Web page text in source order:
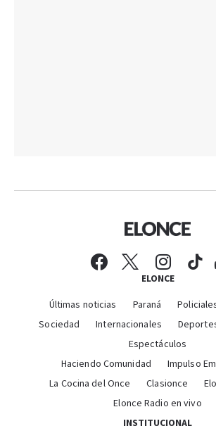
ELONCE
Últimas noticias Paraná
Sociedad
Internacionales
Espectáculos
Haciendo Comunidad
Impulso
La Cocina del Once
Clasionce
Elonce Radio en vivo
INSTITUCIONAL